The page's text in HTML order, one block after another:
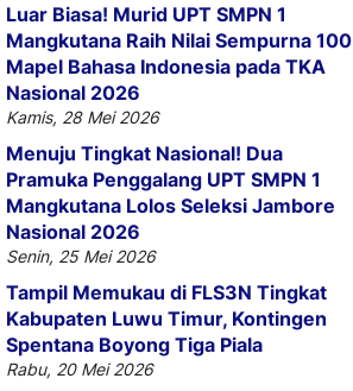
Luar Biasa! Murid UPT SMPN 1
Mangkutana Raih Nilai Sempurna 100
Mapel Bahasa Indonesia pada TKA
Nasional 2026
Kamis, 28 Mei 2026
Menuju Tingkat Nasional! Dua
Pramuka Penggalang UPT SMPN 1
Mangkutana Lolos Seleksi Jambore
Nasional 2026
Senin, 25 Mei 2026
Tampil Memukau di FLS3N Tingkat
Kabupaten Luwu Timur, Kontingen
Spentana Boyong Tiga Piala
Rabu, 20 Mei 2026